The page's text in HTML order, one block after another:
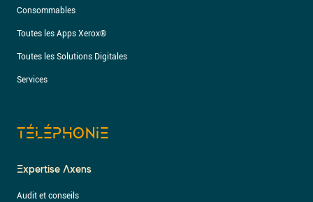
Consommables
Toutes les Apps Xerox®
Toutes les Solutions Digitales
Services
TÉLÉPHONIE
Expertise Axens
Audit et conseils